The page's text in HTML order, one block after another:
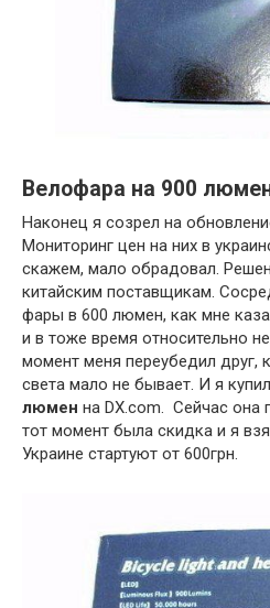
Велофара на 900
Наконец я созрел на
Мониторинг цен на них в
скажем, мало обрадовал.
китайским поставщикам.
фары в 600 люмен, как мне
и в тоже время относительно
момент меня переубедил друг,
света мало не бывает. И я
люмен на DX.com. Сейчас она
тот момент была скидка и я
Украине стартуют от 600грн.